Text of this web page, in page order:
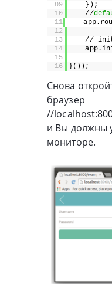
09
});
10
//
11
12
13
//
14
15
16
}());
Cнова
браузер
//
и Вы должны
мониторе.